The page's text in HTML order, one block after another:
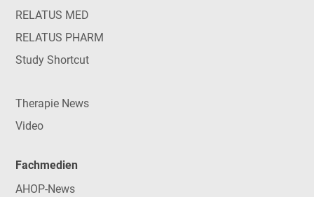
RELATUS MED
RELATUS PHARM
Study Shortcut
Therapie News
Video
Fachmedien
AHOP-News